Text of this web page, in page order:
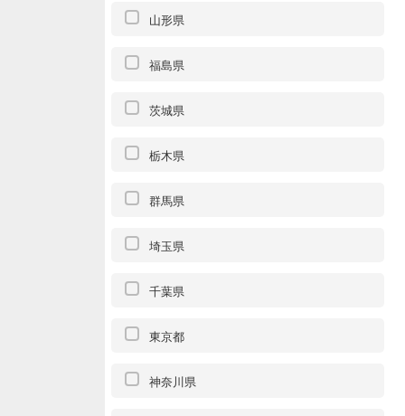
山形県
福島県
茨城県
栃木県
群馬県
埼玉県
千葉県
東京都
神奈川県